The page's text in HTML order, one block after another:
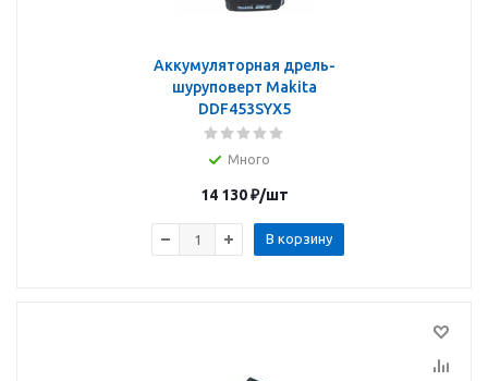
Аккумуляторная дрель-
шуруповерт Makita
DDF453SYX5
Много
14 130₽/шт
В корзину